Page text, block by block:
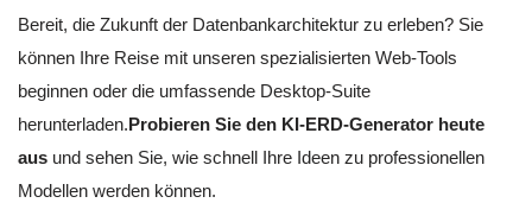
Bereit, die Zukunft der Datenbankarchitektur zu erleben? Sie
können Ihre Reise mit unseren spezialisierten Web-Tools
beginnen oder die umfassende Desktop-Suite
herunterladen.Probieren Sie den KI-ERD-Generator heute
aus und sehen Sie, wie schnell Ihre Ideen zu professionellen
Modellen werden können.